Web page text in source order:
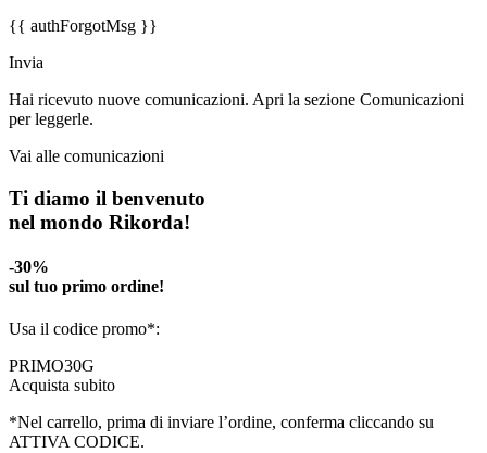
{{ authForgotMsg }}
Invia
Hai ricevuto nuove comunicazioni. Apri la sezione Comunicazioni
per leggerle.
Vai alle comunicazioni
Ti diamo il benvenuto
nel mondo Rikorda!
-30%
sul tuo primo ordine!
Usa il codice promo*:
PRIMO30G
Acquista subito
*Nel carrello, prima di inviare l’ordine, conferma cliccando su
ATTIVA CODICE.